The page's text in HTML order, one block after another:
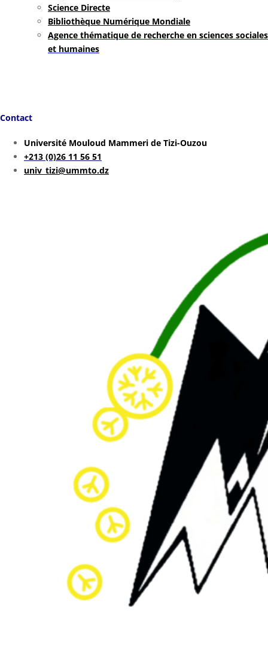
Science Directe
Bibliothèque Numérique Mondiale
Agence thématique de recherche en sciences sociales
et humaines
Contact
Université Mouloud Mammeri de Tizi-Ouzou
+213 (0)26 11 56 51
univ_tizi@ummto.dz